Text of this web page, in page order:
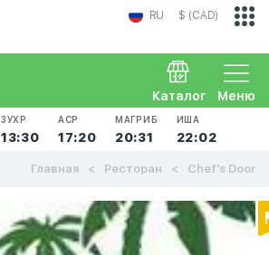
RU $ (CAD)
Меню
Каталог
ЗУХР
13:30
АСР
17:20
МАГРИБ
20:31
ИША
22:02
Главная Ресторан Chef's Door